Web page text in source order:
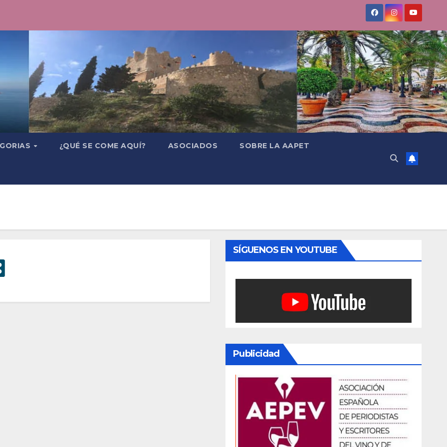
¿QUÉ SE COME AQUÍ? ASOCIADOS SOBRE LA AAPET
SÍGUENOS EN YOUTUBE
Publicidad